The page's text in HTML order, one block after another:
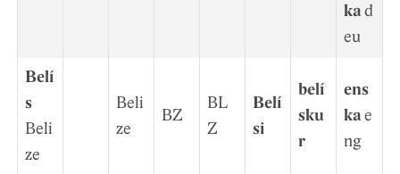
ka d
eu
Belí
s
Beli
ze
Beli
ze
BZ
BL
Z
Belí
si
belí
sku
r
ens
ka e
ng